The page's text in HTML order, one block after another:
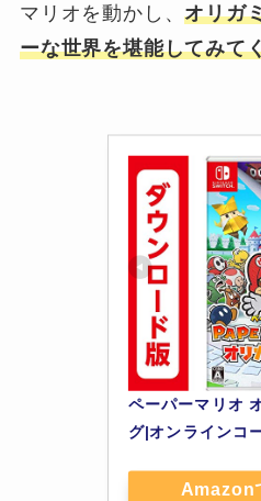
マリオを動かし、オリガ
ーな世界を堪能してみて
ペーパーマリオ
グ|オンラインコ
Amazon